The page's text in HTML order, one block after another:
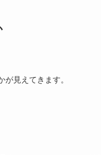
見えてきます。